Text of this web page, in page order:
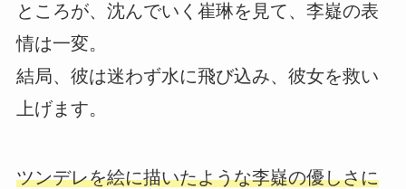
ところが、沈んでいく崔琳を見て、李嶷の表
情は一変。
結局、彼は迷わず水に飛び込み、彼女を救い
上げます。
ツンデレを絵に描いたような李嶷の優しさに